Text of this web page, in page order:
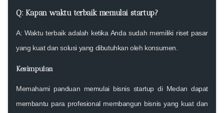
Q: Kapan waktu terbaik memulai startup?
A: Waktu terbaik adalah ketika Anda sudah memiliki riset pasar
yang kuat dan solusi yang dibutuhkan oleh konsumen.
Kesimpulan
Memahami panduan memulai bisnis startup di Medan dapat
membantu para profesional membangun bisnis yang kuat dan